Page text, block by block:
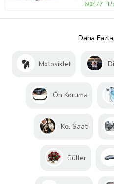
608,77
Daha
Motosiklet
Ön Koruma
Kol Saati
Güller